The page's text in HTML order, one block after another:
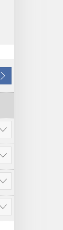
Susunod
Ipakita
ang
iba
pa
Ipakita
ang
iba
pa
Ipakita
ang
iba
pa
Ipakita
ang